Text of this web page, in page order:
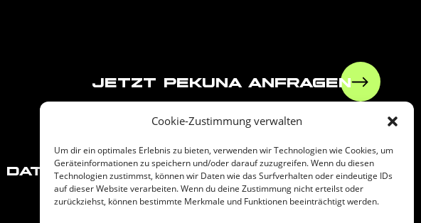
Cookie-Zustimmung verwalten
Um dir ein optimales Erlebnis zu bieten, verwenden wir Technologien wie Cookies, um
Geräteinformationen zu speichern und/oder darauf zuzugreifen. Wenn du diesen
Technologien zustimmst, können wir Daten wie das Surfverhalten oder eindeutige IDs
auf dieser Website verarbeiten. Wenn du deine Zustimmung nicht erteilst oder
zurückziehst, können bestimmte Merkmale und Funktionen beeinträchtigt werden.
jetzt pekuna anfragen
zu bleiben!